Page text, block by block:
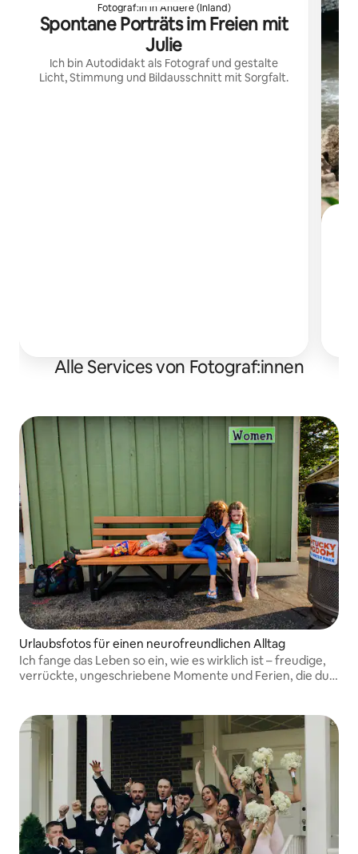
Fotograf:in in Andere (Inland)
Spontane Porträts im Freien mit
Julie
Ich bin Autodidakt als Fotograf und gestalte
Licht, Stimmung und Bildausschnitt mit Sorgfalt.
Alle Services von Fotograf:innen
Urlaubsfotos für einen neurofreundlichen Alltag
Ich fange das Leben so ein, wie es wirklich ist – freudige,
verrückte, ungeschriebene Momente und Ferien, die du